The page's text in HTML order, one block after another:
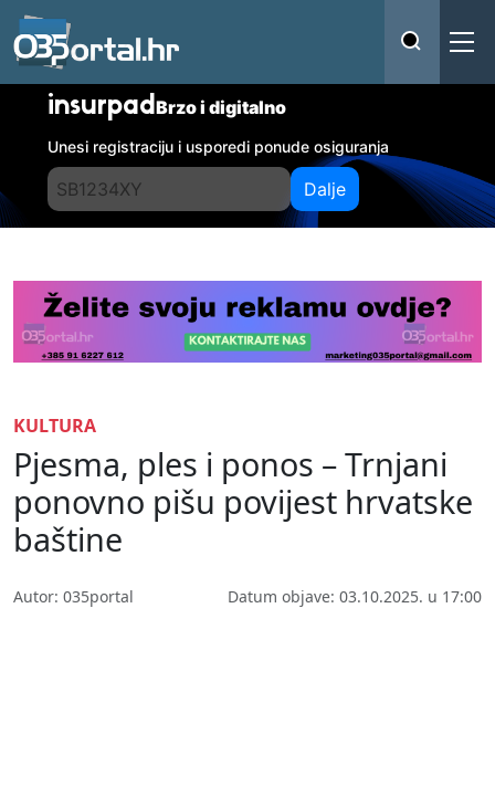
insurpadBrzo i digitalno
Unesi registraciju i usporedi ponude osiguranja
Dalje
KULTURA
Pjesma, ples i ponos – Trnjani
ponovno pišu povijest hrvatske
baštine
Autor: 035portal Datum objave: 03.10.2025. u 17:00